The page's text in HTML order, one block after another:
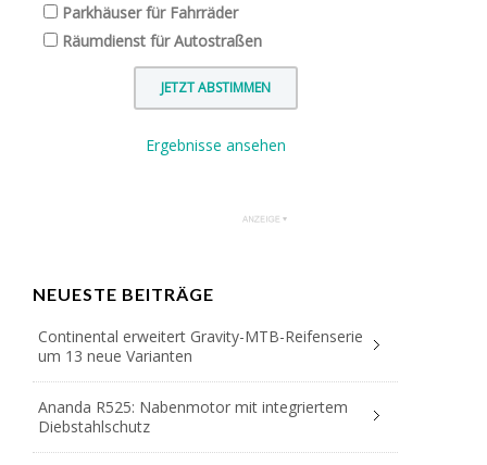
Parkhäuser für Fahrräder
Räumdienst für Autostraßen
Ergebnisse ansehen
NEUESTE BEITRÄGE
Continental erweitert Gravity-MTB-Reifenserie
um 13 neue Varianten
Ananda R525: Nabenmotor mit integriertem
Diebstahlschutz